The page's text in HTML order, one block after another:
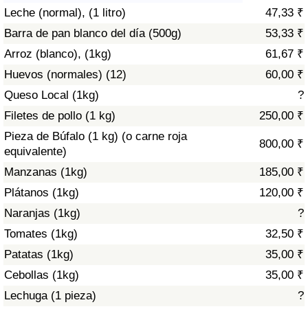
Leche (normal), (1 litro)
47,33 ₹
Barra de pan blanco del día (500g)
53,33 ₹
Arroz (blanco), (1kg)
61,67 ₹
Huevos (normales) (12)
60,00 ₹
Queso Local (1kg)
?
Filetes de pollo (1 kg)
250,00 ₹
Pieza de Búfalo (1 kg) (o carne roja
equivalente)
800,00 ₹
Manzanas (1kg)
185,00 ₹
Plátanos (1kg)
120,00 ₹
Naranjas (1kg)
?
Tomates (1kg)
32,50 ₹
Patatas (1kg)
35,00 ₹
Cebollas (1kg)
35,00 ₹
Lechuga (1 pieza)
?
Sanidad
Índice de Sanidad
Índice de Sanidad por País
Contaminación
Índice de Contaminación (Actual)
Índice de contaminación
Índice de Contaminación por País
Tráfico